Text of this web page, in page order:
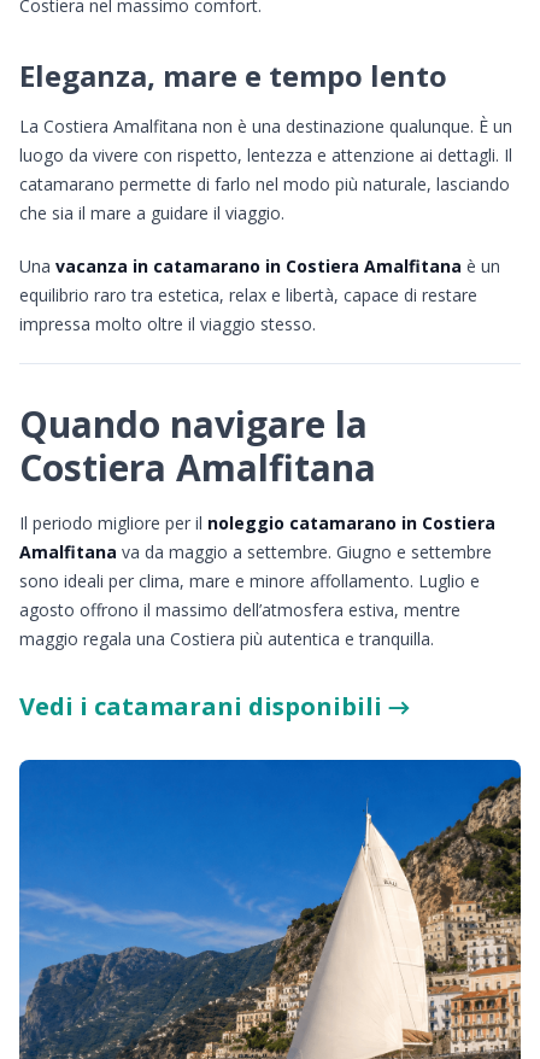
Costiera nel massimo comfort.
Eleganza, mare e tempo lento
La Costiera Amalfitana non è una destinazione qualunque. È un
luogo da vivere con rispetto, lentezza e attenzione ai dettagli. Il
catamarano permette di farlo nel modo più naturale, lasciando
che sia il mare a guidare il viaggio.
Una vacanza in catamarano in Costiera Amalfitana è un
equilibrio raro tra estetica, relax e libertà, capace di restare
impressa molto oltre il viaggio stesso.
Quando navigare la
Costiera Amalfitana
Il periodo migliore per il noleggio catamarano in Costiera
Amalfitana va da maggio a settembre. Giugno e settembre
sono ideali per clima, mare e minore affollamento. Luglio e
agosto offrono il massimo dell’atmosfera estiva, mentre
maggio regala una Costiera più autentica e tranquilla.
Vedi i catamarani disponibili →